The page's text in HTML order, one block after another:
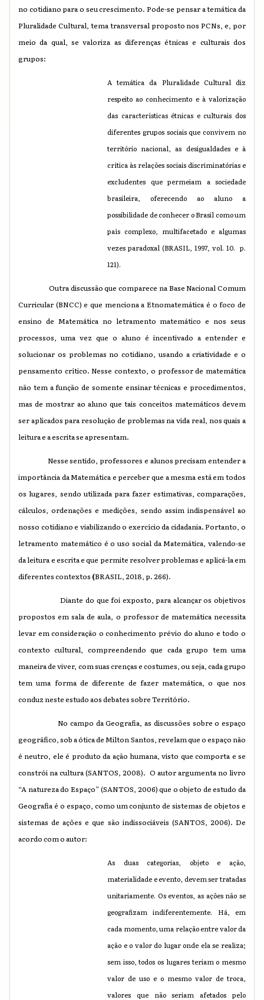
no cotidiano para o seu crescimento. Pode-se pensar a temática da
Pluralidade Cultural, tema transversal proposto nos PCNs, e, por
meio da qual, se valoriza as diferenças étnicas e culturais dos
grupos:
A temática da Pluralidade Cultural diz
respeito ao conhecimento e à valorização
das características étnicas e culturais dos
diferentes grupos sociais que convivem no
território nacional, as desigualdades e à
crítica às relações sociais discriminatórias e
excludentes que permeiam a sociedade
brasileira, oferecendo ao aluno a
possibilidade de conhecer o Brasil como um
país complexo, multifacetado e algumas
vezes paradoxal (BRASIL, 1997, vol. 10. p.
121).
Outra discussão que comparece naBase Nacional Comum
Curricular (BNCC) e que menciona a Etnomatemática é o foco de
ensino de Matemáticano letramento matemático e nos seus
processos, uma vez que o aluno é incentivado a entender e
solucionar os problemas no cotidiano, usando a criatividade e o
pensamento crítico. Nesse contexto, o professor de matemática
não tem a função de somente ensinar técnicas e procedimentos,
mas de mostrar ao aluno que tais conceitos matemáticos devem
ser aplicados para resolução de problemas na vida real, nos quais a
leitura e a escrita se apresentam.
Nesse sentido, professores e alunos precisam entender a
importância da Matemática e perceber que a mesma está em todos
os lugares, sendo utilizada para fazer estimativas, comparações,
cálculos, ordenações e medições, sendo assim indispensável ao
nosso cotidiano e viabilizando o exercício da cidadania. Portanto, o
letramento matemático é o uso social da Matemática, valendo-se
da leitura e escrita e que permite resolver problemas e aplicá-la em
diferentes contextos (BRASIL,2018, p. 266).
Diante do que foi exposto, para alcançar os objetivos
propostos em sala de aula, o professor de matemática necessita
levar em consideração o conhecimento prévio do aluno e todo o
contexto cultural, compreendendo que cada grupo tem uma
maneira de viver, com suas crenças e costumes, ou seja, cada grupo
tem uma forma de diferente de fazer matemática, o que nos
conduz neste estudo aos debates sobre Território.
No campo da Geografia, as discussões sobre o espaço
geográfico, sob a ótica de Milton Santos, revelam que o espaço não
é neutro, ele é produto da ação humana, visto que comporta e se
constrói na cultura (SANTOS, 2008). O autor argumenta no livro
“A natureza do Espaço” (SANTOS, 2006) que o objeto de estudo da
Geografia é o espaço, como um conjunto de sistemas de objetos e
sistemas de ações e que são indissociáveis (SANTOS, 2006). De
acordo com o autor:
As duas categorias, objeto e ação,
materialidade e evento, devem ser tratadas
unitariamente. Os eventos, as ações não se
geografizam indiferentemente. Há, em
cada momento, uma relação entre valor da
ação e o valor do lugar onde ela se realiza;
sem isso, todos os lugares teriam o mesmo
valor de uso e o mesmo valor de troca,
valores que não seriam afetados pelo